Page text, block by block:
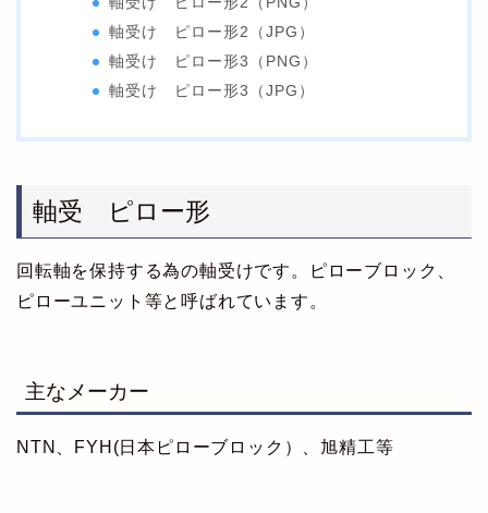
軸受け ピロー形2（JPG）
軸受け ピロー形3（PNG）
軸受け ピロー形3（JPG）
軸受 ピロー形
回転軸を保持する為の軸受けです。ピローブロック、
ピローユニット等と呼ばれています。
主なメーカー
NTN、FYH(日本ピローブロック）、旭精工等